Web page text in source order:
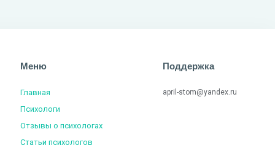
Меню
Главная
Психологи
Отзывы о психологах
Статьи психологов
Поддержка
april-stom@yandex.ru